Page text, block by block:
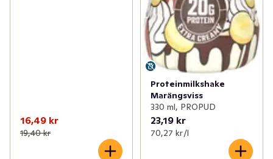
16,49 kr
19,40 kr
Proteinmilkshake
Marängsviss
330 ml, PROPUD
23,19 kr
70,27 kr /l